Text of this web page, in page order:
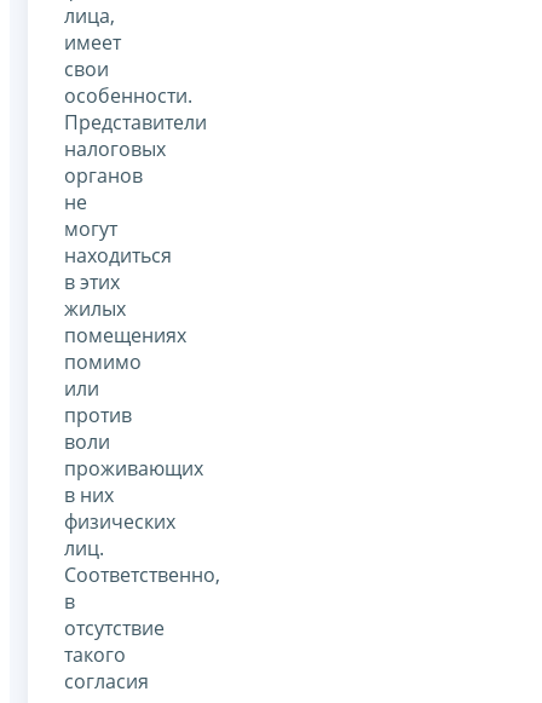
лица,
имеет
свои
особенности.
Представители
налоговых
органов
не
могут
находиться
в этих
жилых
помещениях
помимо
или
против
воли
проживающих
в них
физических
лиц.
Соответственно,
в
отсутствие
такого
согласия